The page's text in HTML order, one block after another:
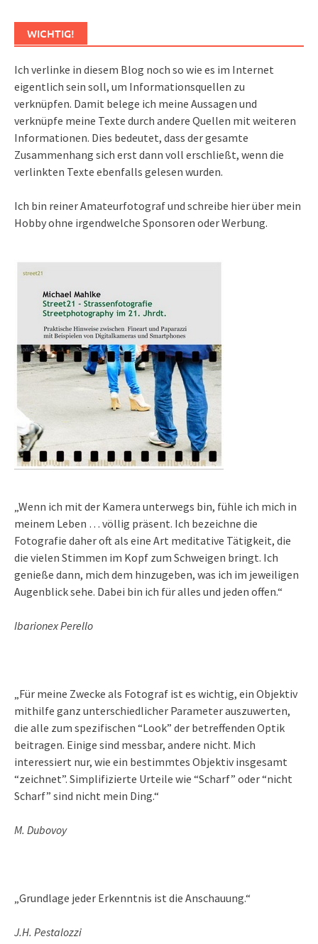
WICHTIG!
Ich verlinke in diesem Blog noch so wie es im Internet
eigentlich sein soll, um Informationsquellen zu
verknüpfen. Damit belege ich meine Aussagen und
verknüpfe meine Texte durch andere Quellen mit weiteren
Informationen. Dies bedeutet, dass der gesamte
Zusammenhang sich erst dann voll erschließt, wenn die
verlinkten Texte ebenfalls gelesen wurden.
Ich bin reiner Amateurfotograf und schreibe hier über mein
Hobby ohne irgendwelche Sponsoren oder Werbung.
„Wenn ich mit der Kamera unterwegs bin, fühle ich mich in
meinem Leben … völlig präsent. Ich bezeichne die
Fotografie daher oft als eine Art meditative Tätigkeit, die
die vielen Stimmen im Kopf zum Schweigen bringt. Ich
genieße dann, mich dem hinzugeben, was ich im jeweiligen
Augenblick sehe. Dabei bin ich für alles und jeden offen.“
Ibarionex Perello
„Für meine Zwecke als Fotograf ist es wichtig, ein Objektiv
mithilfe ganz unterschiedlicher Parameter auszuwerten,
die alle zum spezifischen “Look” der betreffenden Optik
beitragen. Einige sind messbar, andere nicht. Mich
interessiert nur, wie ein bestimmtes Objektiv insgesamt
“zeichnet”. Simplifizierte Urteile wie “Scharf” oder “nicht
Scharf” sind nicht mein Ding.“
M. Dubovoy
„Grundlage jeder Erkenntnis ist die Anschauung.“
J.H. Pestalozzi